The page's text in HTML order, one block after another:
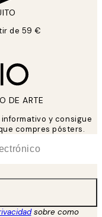
de 59 €
DE ARTE
y consigue
compres pósters.
sobre como